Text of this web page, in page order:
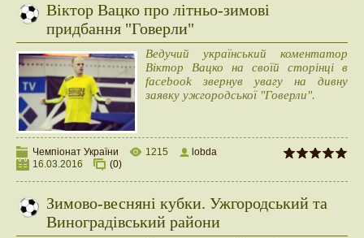
Віктор Вацко про літньо-зимові
придбання "Говерли"
Ведучий український коментатор
Віктор Вацко на своїй сторінці в
facebook звернув увагу на дивну
заявку ужгородської "Говерли".
Чемпіонат України 1215
lobda
16.03.2016
(0)
Зимово-весняні кубки. Ужгородський та
Виноградівський райони